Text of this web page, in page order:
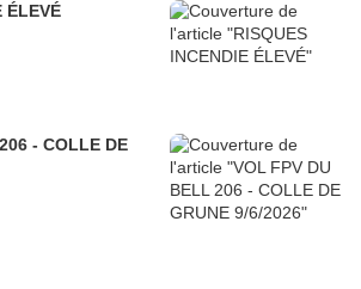
ÉLEVÉ
- COLLE DE